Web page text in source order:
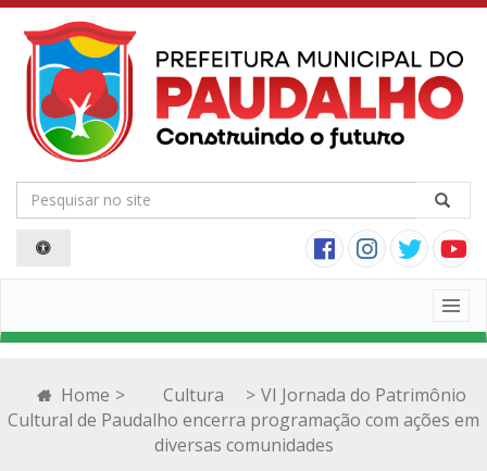
Home > Cultura > VI Jornada do Patrimônio
Cultural de Paudalho encerra programação com ações em
diversas comunidades